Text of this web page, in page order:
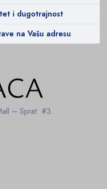
i dugotrajnost
na Vašu adresu
– Sprat #3